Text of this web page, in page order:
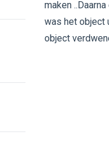
maken
was het object
object